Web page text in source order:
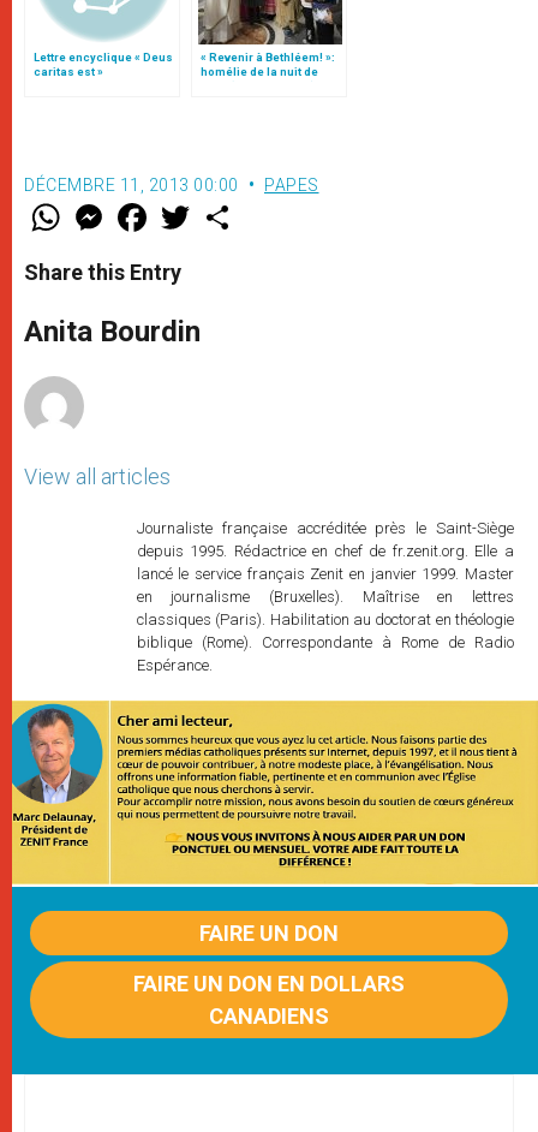
Lettre encyclique « Deus
caritas est »
« Revenir à Bethléem! »:
homélie de la nuit de
Noël (texte complet)
DÉCEMBRE 11, 2013 00:00 PAPES
W
t
s
p
p
M
e
s
e
g
e
F
a
e
b
o
k
w
r
Share this Entry
Anita Bourdin
View all articles
Journaliste française accréditée près le Saint-Siège
depuis 1995. Rédactrice en chef de fr.zenit.org. Elle a
lancé le service français Zenit en janvier 1999. Master
en journalisme (Bruxelles). Maîtrise en lettres
classiques (Paris). Habilitation au doctorat en théologie
biblique (Rome). Correspondante à Rome de Radio
Espérance.
FAIRE UN DON
FAIRE UN DON EN DOLLARS
CANADIENS